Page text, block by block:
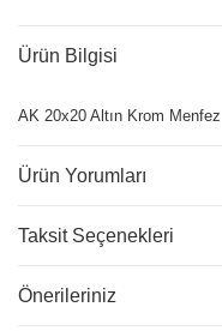
Ürün Bilgisi
AK 20x20 Altın Krom Menfez
Ürün Yorumları
Taksit Seçenekleri
Önerileriniz